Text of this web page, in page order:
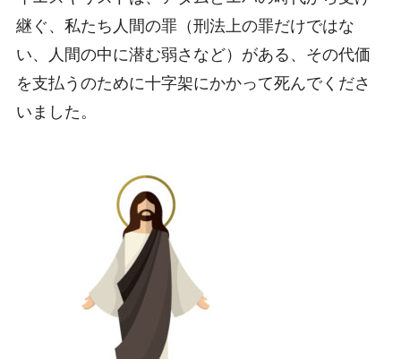
継ぐ、私たち人間の罪（刑法上の罪だけではな
い、人間の中に潜む弱さなど）がある、その代価
を支払うのために十字架にかかって死んでくださ
いました。